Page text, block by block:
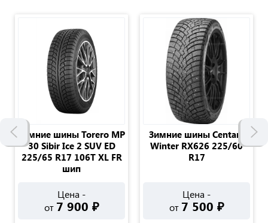
Зимние шины Torero MP
30 Sibir Ice 2 SUV ED
225/65 R17 106T XL FR
шип
Цена -
от 7 900 ₽
Зимние шины Centara
Winter RX626 225/60
R17
Цена -
от 7 500 ₽